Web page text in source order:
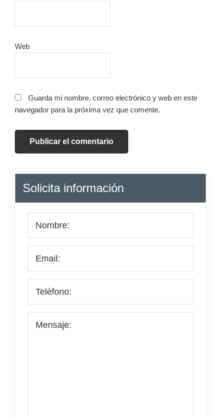
Web
Guarda mi nombre, correo electrónico y web en este
navegador para la próxima vez que comente.
Barra
lateral
principal
Solicita información